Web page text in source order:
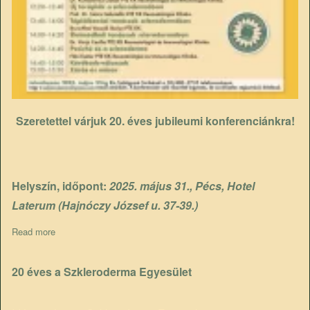
Szeretettel várjuk 20. éves jubileumi konferenciánkra!
Helyszín, időpont: 2025. május 31., Pécs, Hotel
Laterum (Hajnóczy József u. 37-39.)
Read more
20 éves a Szkleroderma Egyesület